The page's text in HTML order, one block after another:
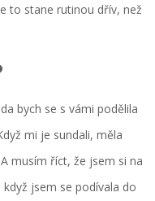
to stane rutinou dřív, než
bych se s vámi podělila
mi je sundali, měla
musím říct, že jsem si na
jsem se podívala do